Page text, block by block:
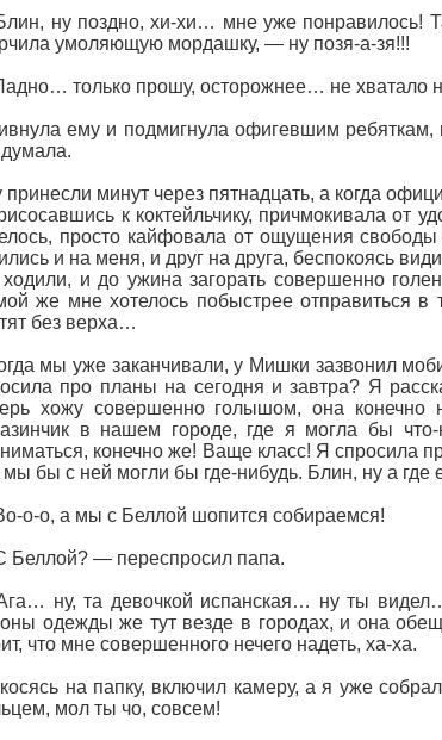
ну поздно, хи-хи… мне уже понравилось!
умоляющую мордашку, — ну позя-а-зя!!!
только прошу, осторожнее… не хватало
ему и подмигнула офигевшим
принесли минут через пятнадцать, а когда
к коктейльчику, причмокивала от
просто кайфовала от ощущения
и на меня, и друг на друга, беспокоясь
и до ужина загорать совершенно
же мне хотелось побыстрее отправиться в
без верха…
мы уже заканчивали, у Мишки зазвонил
про планы на сегодня и завтра? Я
хожу совершенно голышом, она конечно
в нашем городе, где я могла бы
конечно же! Ваще класс! Я спросила
мы бы с ней могли бы где-нибудь. Блин, ну а где
о-о, а мы с Беллой шопится собираемся!
— переспросил папа.
ну, та девочкой испанская… ну ты
одежды же тут везде в городах, и она
что мне совершенного нечего надеть, ха-ха.
на папку, включил камеру, а я уже
мол ты чо, совсем!